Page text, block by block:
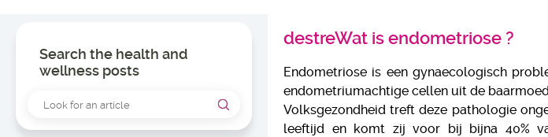
Search the health and
wellness posts
destreWat is endometriose ?
Endometriose is een gynaecologisch
endometriumachtige cellen uit de
Volksgezondheid treft deze pathologie
leeftijd en komt zij voor bij bijna 40%